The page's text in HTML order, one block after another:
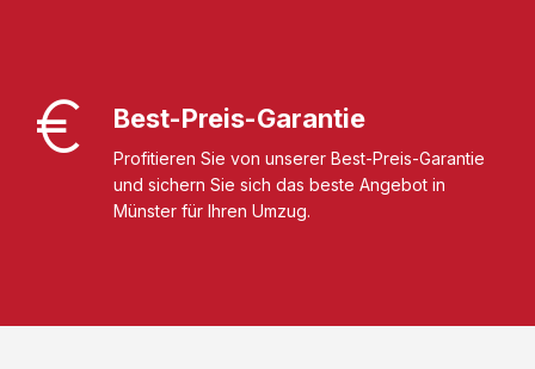
Best-Preis-Garantie
Profitieren Sie von unserer Best-Preis-Garantie
und sichern Sie sich das beste Angebot in
Münster für Ihren Umzug.